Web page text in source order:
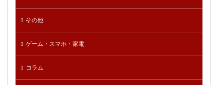
その他
ゲーム・スマホ・家電
コラム